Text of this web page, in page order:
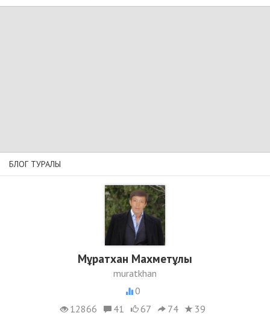
БЛОГ ТУРАЛЫ
Мұратхан Махметұлы
muratkhan
0
12866
41 67 74 39